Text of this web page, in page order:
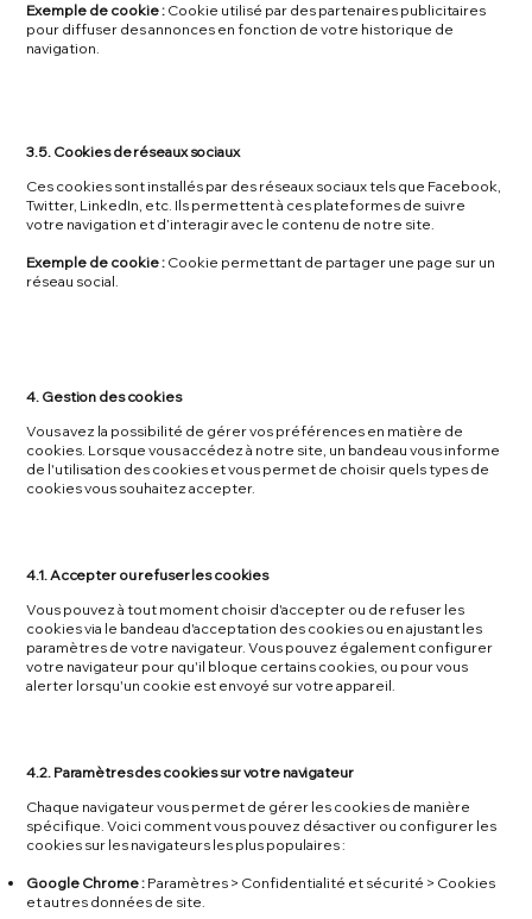
Exemple de cookie : Cookie utilisé par des partenaires publicitaires
pour diffuser des annonces en fonction de votre historique de
navigation.
3.5. Cookies de réseaux sociaux
Ces cookies sont installés par des réseaux sociaux tels que Facebook,
Twitter, LinkedIn, etc. Ils permettent à ces plateformes de suivre
votre navigation et d’interagir avec le contenu de notre site.
Exemple de cookie : Cookie permettant de partager une page sur un
réseau social.
4. Gestion des cookies
Vous avez la possibilité de gérer vos préférences en matière de
cookies. Lorsque vous accédez à notre site, un bandeau vous informe
de l'utilisation des cookies et vous permet de choisir quels types de
cookies vous souhaitez accepter.
4.1. Accepter ou refuser les cookies
Vous pouvez à tout moment choisir d'accepter ou de refuser les
cookies via le bandeau d'acceptation des cookies ou en ajustant les
paramètres de votre navigateur. Vous pouvez également configurer
votre navigateur pour qu'il bloque certains cookies, ou pour vous
alerter lorsqu'un cookie est envoyé sur votre appareil.
4.2. Paramètres des cookies sur votre navigateur
Chaque navigateur vous permet de gérer les cookies de manière
spécifique. Voici comment vous pouvez désactiver ou configurer les
cookies sur les navigateurs les plus populaires :
Google Chrome : Paramètres > Confidentialité et sécurité > Cookies
et autres données de site.